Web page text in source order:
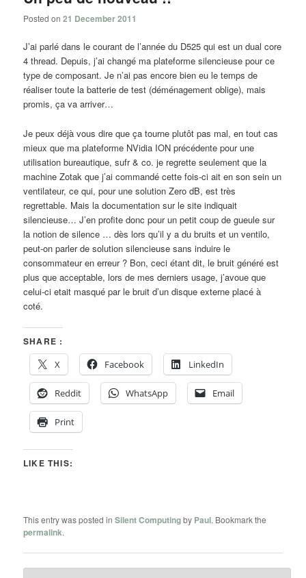
Posted on21 December 2011
J’ai parlé dans le courant de l’année du D525 qui est un dual core
4 thread. Depuis, j’ai changé ma plateforme silencieuse pour ce
type de composant. Je n’ai pas encore bien eu le temps de
réaliser toute la batterie de test (déménagement oblige), mais
promis, ça va arriver…
Je peux déjà vous dire que ça tourne plutôt pas mal, en tout cas
mieux que ma plateforme NVidia ION précédente pour une
utilisation bureautique, sufr & co. je regrette seulement que la
machine Zotak que j’ai commandé cette fois-ci ait en son sein un
ventilateur, ce qui, pour une solution Zero dB, est très
regrettable. Mais la documentation sur le site indiquait
silencieuse… J’en profite donc pour un petit coup de gueule sur
la notion de silence … dès lors qu’il y a du bruits et un ventilo,
peut-on parler de solution silencieuse sans induire le
consommateur en erreur ? Bon, ceci étant dit, le bruit généré est
plus que acceptable, lors de mes derniers usage, j’avoue que
celui-ci etait masqué par le bruit d’un disque externe placé à
coté.
SHARE :
X
Facebook LinkedIn
Reddit WhatsApp Email
Print
LIKE THIS:
This entry was posted inSilent Computingby Paul. Bookmark the
permalink.